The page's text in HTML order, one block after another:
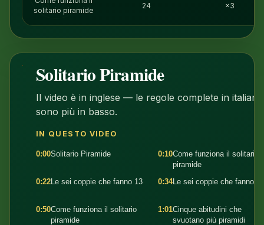
13
solitario piramide
24 ×3
Solitario Piramide
Il video è in inglese — le regole complete in italiano
sono più in basso.
1:38
IN QUESTO VIDEO
0:00Solitario Piramide 0:10Come funziona il solitario
piramide
0:22 Le sei coppie che fanno 13 0:34Le sei coppie che fanno
0:50Come funziona il solitario
piramide
1:01Cinque abitudini che
svuotano più piramidi